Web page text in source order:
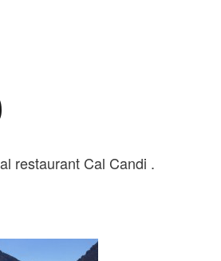
restaurant Cal Candi .